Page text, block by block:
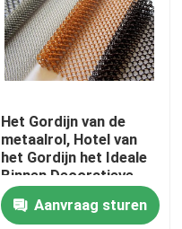
Het Gordijn van de
metaalrol, Hotel van
het Gordijn het Ideale
Binnen Decoratieve
Mesh For Your Home
And van het Rolgordijn
Aanvraag sturen